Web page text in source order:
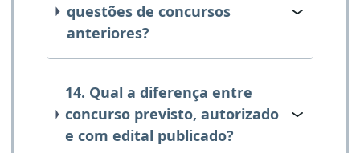
questões de concursos
anteriores?
14. Qual a diferença entre
concurso previsto, autorizado
e com edital publicado?